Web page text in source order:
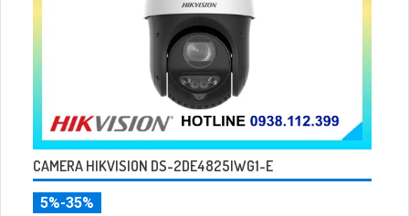
CAMERA HIKVISION DS-2DE4825IWG1-E
5%-35%